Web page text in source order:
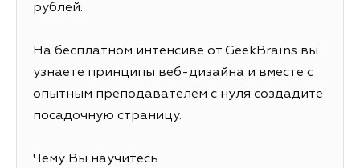
рублей.
На бесплатном интенсиве от GeekBrains вы
узнаете принципы веб-дизайна и вместе с
опытным преподавателем с нуля создадите
посадочную страницу.
Чему Вы научитесь